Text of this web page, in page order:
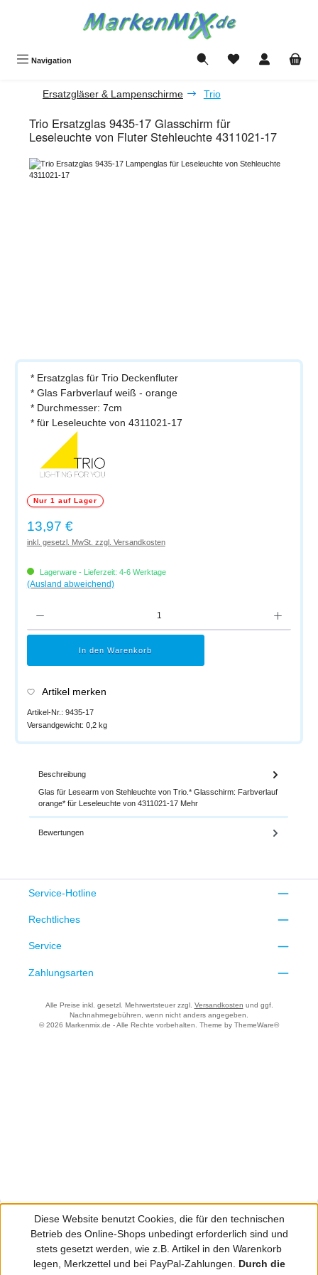
Navigation Du hast 0 Produkte
Ersatzgläser & Lampenschirme Trio
Trio Ersatzglas 9435-17 Glasschirm für
Leseleuchte von Fluter Stehleuchte 4311021-17
Bildergalerie überspringen
* Ersatzglas für Trio Deckenfluter
* Glas Farbverlauf weiß - orange
* Durchmesser: 7cm
* für Leseleuchte von 4311021-17
Nur 1 auf Lager
Regulärer Preis:
13,97 €
inkl. gesetzl. MwSt. zzgl. Versandkosten
Lagerware - Lieferzeit: 4-6 Werktage
(Ausland abweichend)
In den Warenkorb
Artikel merken
Artikel-Nr.: 9435-17
Versandgewicht: 0,2 kg
Beschreibung
Glas für Lesearm von Stehleuchte von Trio.* Glasschirm: Farbverlauf
orange* für Leseleuchte von 4311021-17 Mehr
Bewertungen
Service-Hotline
Rechtliches
Service
Zahlungsarten
Alle Preise inkl. gesetzl. Mehrwertsteuer zzgl. Versandkosten und ggf.
Nachnahmegebühren, wenn nicht anders angegeben.
© 2026 Markenmix.de - Alle Rechte vorbehalten. Theme by ThemeWare®
Diese Website benutzt Cookies, die für den technischen
Betrieb des Online-Shops unbedingt erforderlich sind und
stets gesetzt werden, wie z.B. Artikel in den Warenkorb
legen, Merkzettel und bei PayPal-Zahlungen. Durch die